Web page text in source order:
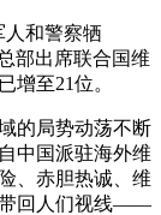
和警察牺
部出席联合国维
增至21位。
的局势动荡不断
中国派驻海外维
、赤胆热诚、维
带回人们视线——